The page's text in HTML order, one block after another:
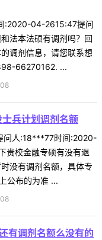
:2020-04-2615:47提问
法本法硕有调剂吗？回
调剂信息，请您联系想
66270162. ...
兵计划调剂名额
问人:18***77时间:2020-
贵校金融专硕有没有退
没有调剂名额，具体专
公布的为准 ...
有调剂名额么没有的